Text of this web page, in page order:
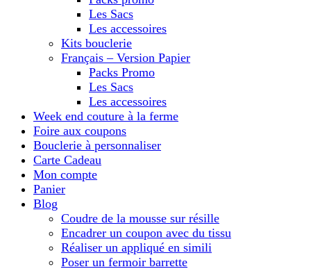
Les Sacs
Les accessoires
Kits bouclerie
Français – Version Papier
Packs Promo
Les Sacs
Les accessoires
Week end couture à la ferme
Foire aux coupons
Bouclerie à personnaliser
Carte Cadeau
Mon compte
Panier
Blog
Coudre de la mousse sur résille
Encadrer un coupon avec du tissu
Réaliser un appliqué en simili
Poser un fermoir barrette